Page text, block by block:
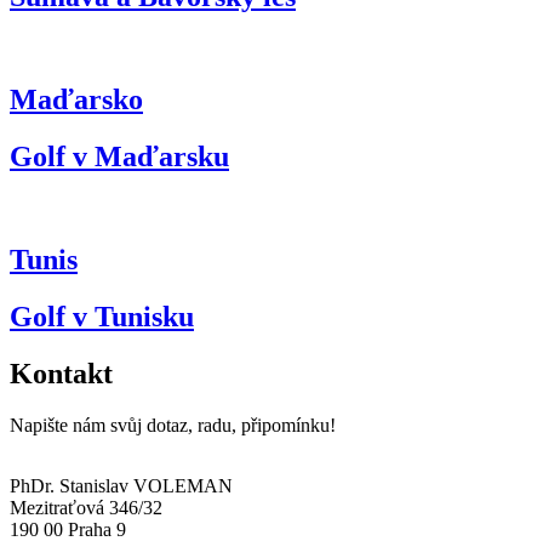
Maďarsko
Golf v Maďarsku
Tunis
Golf v Tunisku
Kontakt
Napište nám svůj dotaz, radu, připomínku!
PhDr. Stanislav VOLEMAN
Mezitraťová 346/32
190 00 Praha 9